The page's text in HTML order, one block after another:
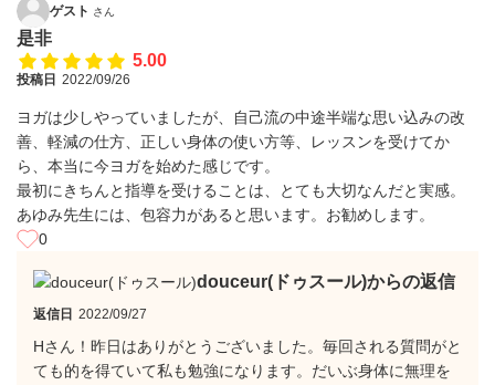
ゲスト さん
是非
5.00
投稿日 2022/09/26
ヨガは少しやっていましたが、自己流の中途半端な思い込みの改
善、軽減の仕方、正しい身体の使い方等、レッスンを受けてか
ら、本当に今ヨガを始めた感じです。
最初にきちんと指導を受けることは、とても大切なんだと実感。
あゆみ先生には、包容力があると思います。お勧めします。
0
douceur(ドゥスール)からの返信
返信日 2022/09/27
Hさん！昨日はありがとうございました。毎回される質問がと
ても的を得ていて私も勉強になります。だいぶ身体に無理を